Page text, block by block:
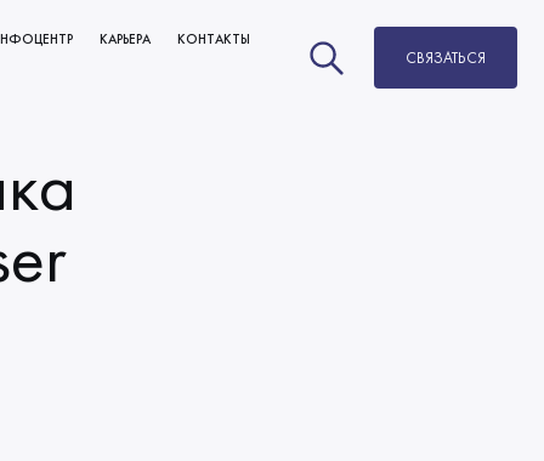
КАРЬЕРА КОНТАКТЫ
СВЯЗАТЬСЯ